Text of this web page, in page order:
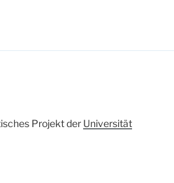
Projekt der Universität